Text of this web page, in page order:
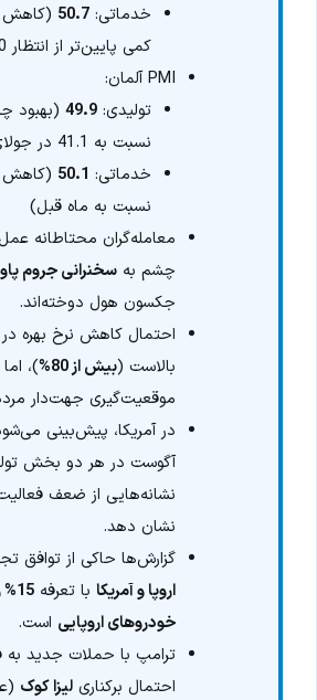
خدماتی:50.7
کمی پایین‌تر از انتظار 50.0)
PMI آلمان:
تولیدی:49.9 (بهبود
نسبت به 41.1 در جولای)
خدماتی: 50.1 (کاهش
نسبت به ماه قبل)
معامله‌گران محتاطانه
چشم بهسخنرانی جروم
جکسون هول دوخته‌اند.
احتمال کاهش نرخ بهره در
بالاست (بیش از 80%
)، اما
موقعیت‌گیری جهت‌دار
آگوست در هر دو بخش
نشانه‌هایی از ضعف
نشان دهد.
گزارش‌ها حاکی از توافق
اروپا و آمریکا با تعرفه
خودروهای اروپایی است.
ترامپ با حملات جدید به
احتمال برکناریلیزا کوک